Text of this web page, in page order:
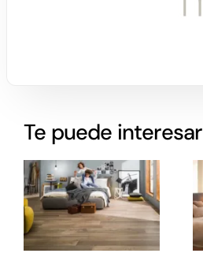
Te puede interesar